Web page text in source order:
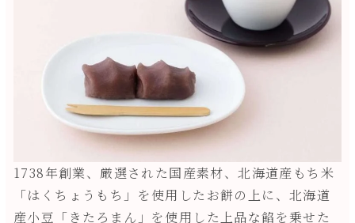
1738年創業、厳選された国産素材、北海道産もち米
「はくちょうもち」を使用したお餅の上に、北海道
産小豆「きたろまん」を使用した上品な餡を乗せた